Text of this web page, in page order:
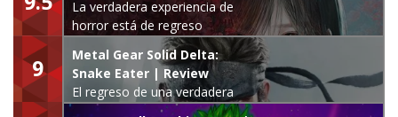
La verdadera experiencia de
horror está de regreso
9
Metal Gear Solid Delta:
Snake Eater | Review
El regreso de una verdadera
leyenda